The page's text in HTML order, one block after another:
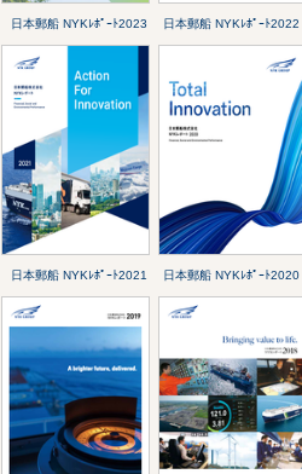
日本郵船 NYKﾚﾎﾟｰﾄ2023 日本郵船 NYKﾚﾎﾟｰﾄ2022
日本郵船 NYKﾚﾎﾟｰﾄ2021 日本郵船 NYKﾚﾎﾟｰﾄ2020